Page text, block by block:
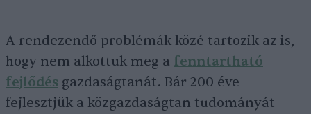
A rendezendő problémák közé tartozik az is,
hogy nem alkottuk meg a fenntartható
fejlődés gazdaságtanát. Bár 200 éve
fejlesztjük a közgazdaságtan tudományát